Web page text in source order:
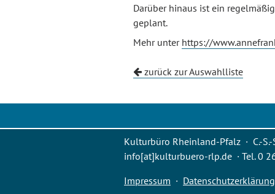
Darüber hinaus ist ein
geplant.
Mehr unter https://
zurück zur Auswahlliste
Kulturbüro Rheinland-Pfalz · C.-
info[at]kulturbuero-rlp.de · Tel. 0
Impressum · Datenschutzerklärung